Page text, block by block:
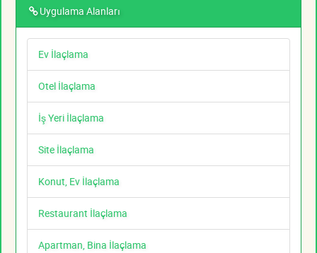
Uygulama Alanları
Ev İlaçlama
Otel İlaçlama
İş Yeri İlaçlama
Site İlaçlama
Konut, Ev İlaçlama
Restaurant İlaçlama
Apartman, Bina İlaçlama